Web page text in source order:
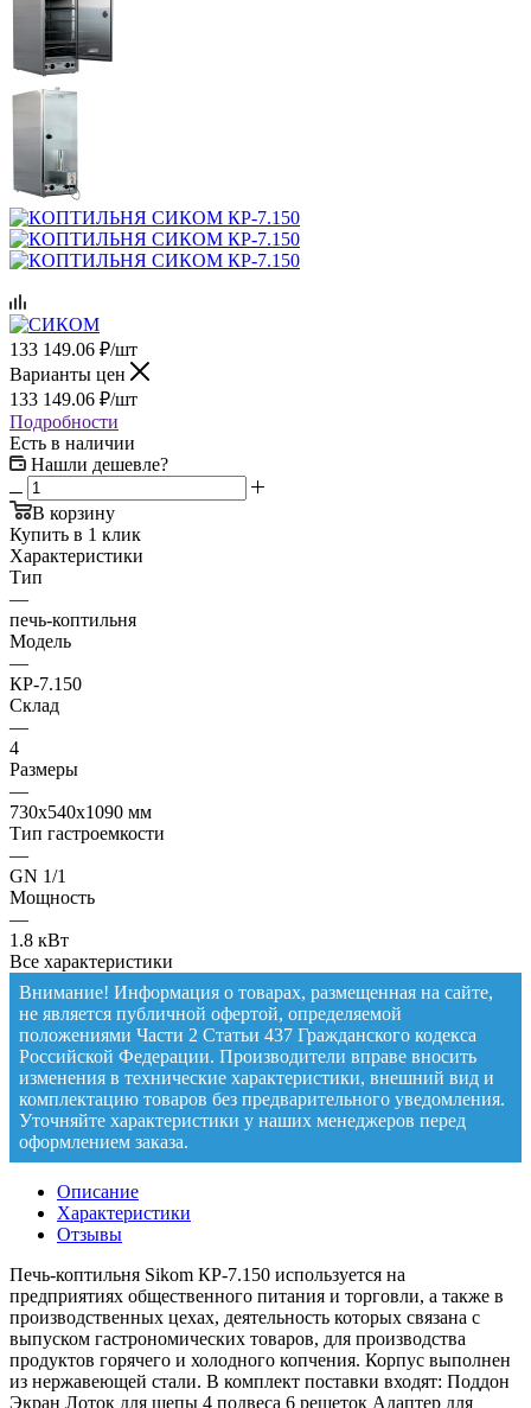
133 149.06 ₽/шт
Варианты цен
133 149.06 ₽/шт
Подробности
Есть в наличии
Нашли дешевле?
В корзину
Купить в 1 клик
Характеристики
Тип
—
печь-коптильня
Модель
—
КР-7.150
Склад
—
4
Размеры
—
730x540x1090 мм
Тип гастроемкости
—
GN 1/1
Мощность
—
1.8 кВт
Все характеристики
Внимание! Информация о товарах, размещенная на сайте,
не является публичной офертой, определяемой
положениями Части 2 Статьи 437 Гражданского кодекса
Российской Федерации. Производители вправе вносить
изменения в технические характеристики, внешний вид и
комплектацию товаров без предварительного уведомления.
Уточняйте характеристики у наших менеджеров перед
оформлением заказа.
Описание
Характеристики
Отзывы
Печь-коптильня Sikom КР-7.150 используется на
предприятиях общественного питания и торговли, а также в
производственных цехах, деятельность которых связана с
выпуском гастрономических товаров, для производства
продуктов горячего и холодного копчения. Корпус выполнен
из нержавеющей стали. В комплект поставки входят: Поддон
Экран Лоток для щепы 4 подвеса 6 решеток Адаптер для